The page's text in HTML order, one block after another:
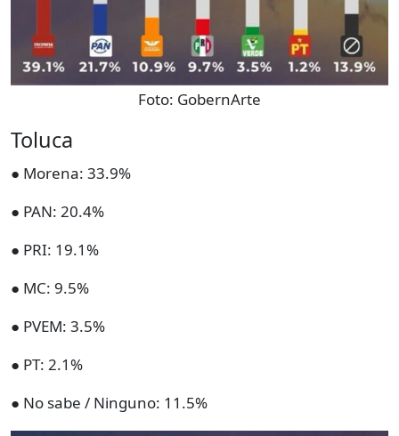
Foto: GobernArte
Toluca
● Morena: 33.9%
● PAN: 20.4%
● PRI: 19.1%
● MC: 9.5%
● PVEM: 3.5%
● PT: 2.1%
● No sabe / Ninguno: 11.5%